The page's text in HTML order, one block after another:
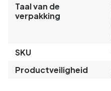
Taal van de
verpakking
SKU
Productveiligheid